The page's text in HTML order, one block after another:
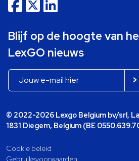
Blijf op de hoogte van
LexGO nieuws
© 2022-2026 Lexgo Belgium bv/srl,
1831 Diegem, Belgium (BE
Cookie beleid
Gebruiksvoorwaarden